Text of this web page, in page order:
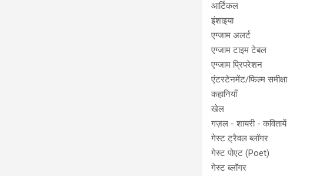
आर्टिकल
इंशाइया
एग्जाम अलर्ट
एग्जाम टाइम टेबल
एग्जाम प्रिपरेशन
एंटरटेनमेंट/फिल्म समीक्षा
कहानियाँ
खेल
गज़ल - शायरी - कवितायें
गेस्ट ट्रैवल ब्लॉगर
गेस्ट पोएट (Poet)
गेस्ट ब्लॉगर